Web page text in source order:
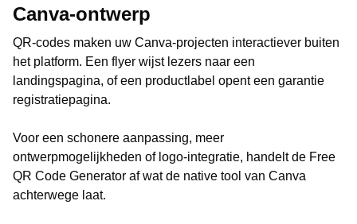
Canva-ontwerp
QR-codes maken uw Canva-projecten interactiever buiten
het platform. Een flyer wijst lezers naar een
landingspagina, of een productlabel opent een garantie
registratiepagina.
Voor een schonere aanpassing, meer
ontwerpmogelijkheden of logo-integratie, handelt de Free
QR Code Generator af wat de native tool van Canva
achterwege laat.